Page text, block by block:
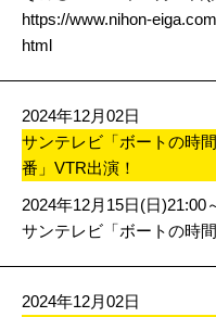
https://www.nihon-
html
2024年12月02日
サンテレビ「ボートの時
番」VTR出演！
2024年12月15日(日)21:00
サンテレビ「ボートの時
2024年12月02日